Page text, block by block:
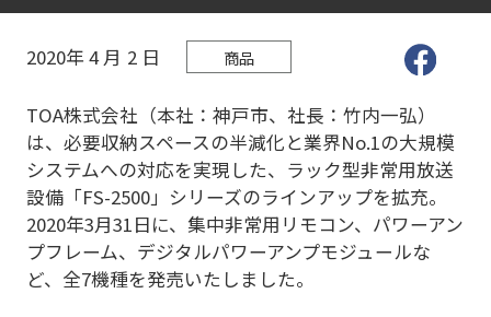
2020年 4月 2 日 商品
TOA株式会社（本社：神戸市、社長：竹内一弘）
は、必要収納スペースの半減化と業界No.1の大規模
システムへの対応を実現した、ラック型非常用放送
設備「FS-2500」シリーズのラインアップを拡充。
2020年3月31日に、集中非常用リモコン、パワーアン
プフレーム、デジタルパワーアンプモジュールな
ど、全7機種を発売いたしました。